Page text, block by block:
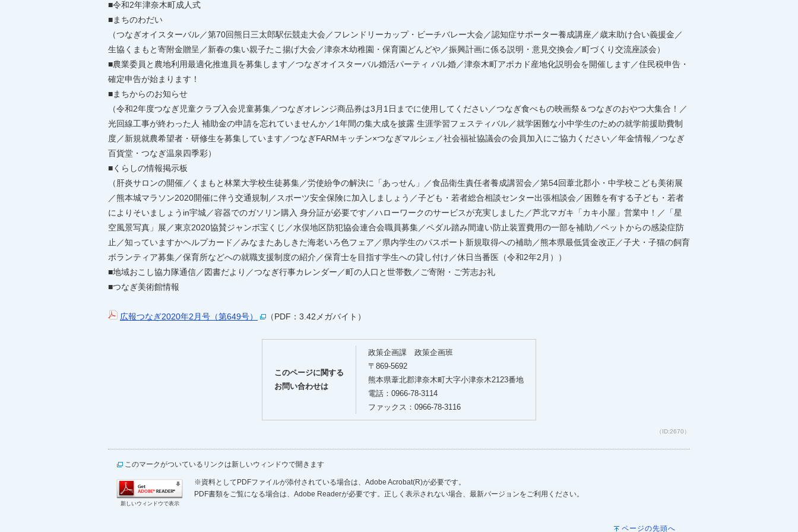
■令和2年津奈木町成人式
■まちのわだい
（つなぎオイスターバル／第70回熊日三太郎駅伝競走大会／フレンドリーカップ・ビーチバレー大会／認知症サポーター養成講座／歳末助け合い義援金／
生協くまもと寄附金贈呈／新春の集い親子たこ揚げ大会／津奈木幼稚園・保育園どんどや／振興計画に係る説明・意見交換会／町づくり交流座談会）
■農業委員と農地利用最適化推進員を募集します／つなぎオイスターバル婚活パーティ バル婚／津奈木町アボカド産地化説明会を開催します／住民税申告・
確定申告が始まります！
■まちからのお知らせ
（令和2年度つなぎ児童クラブ入会児童募集／つなぎオレンジ商品券は3月1日までに使用してください／つなぎ食べもの映画祭＆つなぎのおやつ大集合！／
光回線工事が終わった人 補助金の申請を忘れていませんか／1年間の集大成を披露 生涯学習フェスティバル／就学困難な小中学生のための就学前援助費制
度／新規就農希望者・研修生を募集しています／つなぎFARMキッチン×つなぎマルシェ／社会福祉協議会の会員加入にご協力ください／年金情報／つなぎ
百貨堂・つなぎ温泉四季彩）
■くらしの情報掲示板
（肝炎サロンの開催／くまもと林業大学校生徒募集／労使紛争の解決に「あっせん」／食品衛生責任者養成講習会／第54回葦北郡小・中学校こども美術展
／熊本城マラソン2020開催に伴う交通規制／スポーツ安全保険に加入しましょう／子ども・若者総合相談センター出張相談会／困難を有する子ども・若者
によりそいましょうin宇城／容器でのガソリン購入 身分証が必要です／ハローワークのサービスが充実しました／芦北マガキ「カキ小屋」営業中！／「星
空風景写真」展／東京2020協賛ジャンボ宝くじ／水俣地区防犯協会連合会職員募集／ペダル踏み間違い防止装置費用の一部を補助／ペットからの感染症防
止／知っていますかヘルプカード／みなまたあしきた海老いろ色フェア／県内学生のパスポート新規取得への補助／熊本県最低賃金改正／子犬・子猫の飼育
ボランティア募集／保育所などへの就職支援制度の紹介／保育士を目指す学生への貸し付け／休日当番医（令和2年2月））
■地域おこし協力隊通信／図書だより／つなぎ行事カレンダー／町の人口と世帯数／ご寄附・ご芳志お礼
■つなぎ美術館情報
広報つなぎ2020年2月号（第649号） （PDF：3.42メガバイト）
このページに関する
お問い合わせは
政策企画課 政策企画班
〒869-5692
熊本県葦北郡津奈木町大字小津奈木2123番地
電話：0966-78-3114
ファックス：0966-78-3116
（ID:2670）
このマークがついているリンクは新しいウィンドウで開きます
新しいウィンドウで表示
※資料としてPDFファイルが添付されている場合は、Adobe Acrobat(R)が必要です。
PDF書類をご覧になる場合は、Adobe Readerが必要です。正しく表示されない場合、最新バージョンをご利用ください。
ページの先頭へ